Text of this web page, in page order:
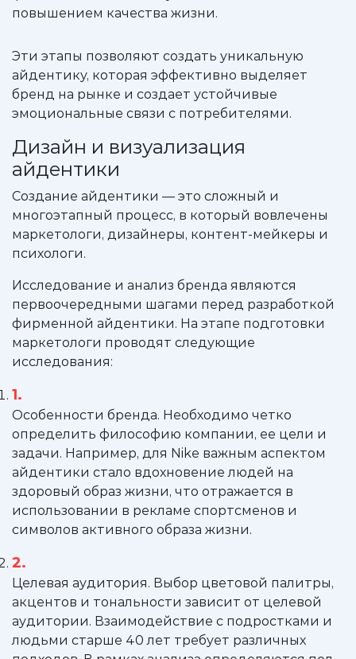
повышением качества жизни.
Эти этапы позволяют создать уникальную
айдентику, которая эффективно выделяет
бренд на рынке и создает устойчивые
эмоциональные связи с потребителями.
Дизайн и визуализация
айдентики
Создание айдентики — это сложный и
многоэтапный процесс, в который вовлечены
маркетологи, дизайнеры, контент-мейкеры и
психологи.
Исследование и анализ бренда являются
первоочередными шагами перед разработкой
фирменной айдентики. На этапе подготовки
маркетологи проводят следующие
исследования:
Особенности бренда. Необходимо четко
определить философию компании, ее цели и
задачи. Например, для Nike важным аспектом
айдентики стало вдохновение людей на
здоровый образ жизни, что отражается в
использовании в рекламе спортсменов и
символов активного образа жизни.
Целевая аудитория. Выбор цветовой палитры,
акцентов и тональности зависит от целевой
аудитории. Взаимодействие с подростками и
людьми старше 40 лет требует различных